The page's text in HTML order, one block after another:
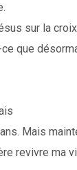
sur la
que
Mais
revivre ma